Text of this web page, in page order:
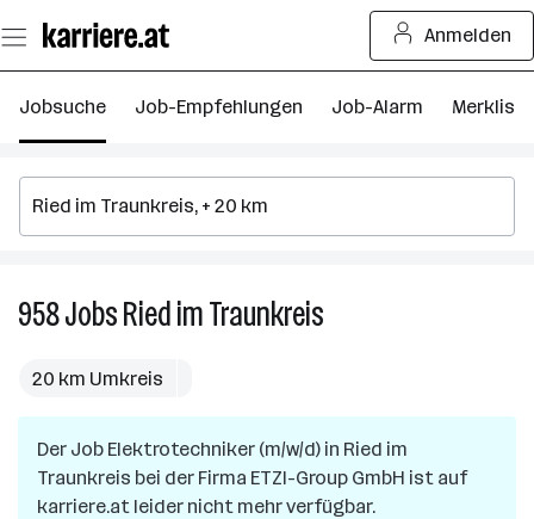
Seiteninhalt
springen
Anmelden
Jobsuche Job-Empfehlungen Job-Alarm Merkliste
958JobsRied im Traunkreis
im
Traunkreis
20 km Umkreis
Der Job Elektrotechniker (m/w/d) in Ried im
Traunkreis bei der Firma ETZI-Group GmbH ist auf
karriere.at leider nicht mehr verfügbar.